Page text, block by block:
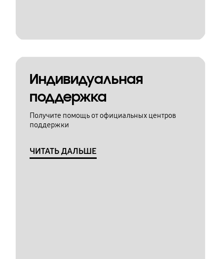
Индивидуальная
поддержка
Получите помощь от официальных центров
поддержки
ЧИТАТЬ ДАЛЬШЕ